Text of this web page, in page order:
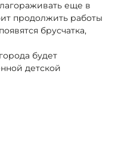
еще в
продолжить работы
брусчатка,
будет
детской